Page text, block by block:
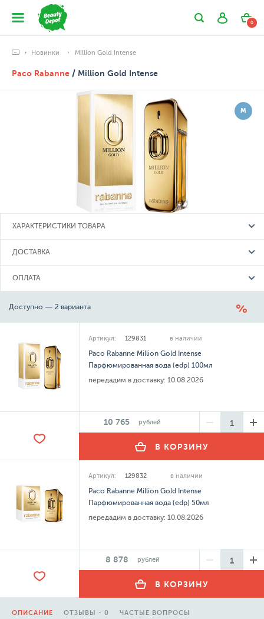
0
Новинки Million Gold Intense
Paco Rabanne / Million Gold Intense
М
ХАРАКТЕРИСТИКИ ТОВАРА
ДОСТАВКА
ОПЛАТА
Доступно — 2 варианта
Артикул: 129831 в наличии
Paco Rabanne Million Gold Intense
Парфюмированная вода (edp) 100мл
передадим в доставку: 10.08.2026
10 765 рублей
В КОРЗИНУ
Артикул: 129832 в наличии
Paco Rabanne Million Gold Intense
Парфюмированная вода (edp) 50мл
передадим в доставку: 10.08.2026
8 878 рублей
В КОРЗИНУ
ОПИСАНИЕ ОТЗЫВЫ - 0 ЧАСТЫЕ ВОПРОСЫ